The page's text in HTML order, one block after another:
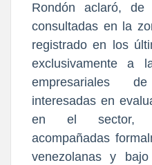
Rondón aclaró, de
consultadas en la
registrado en los
exclusivamente a
empresariales
interesadas en
en el sector,
acompañadas
venezolanas y